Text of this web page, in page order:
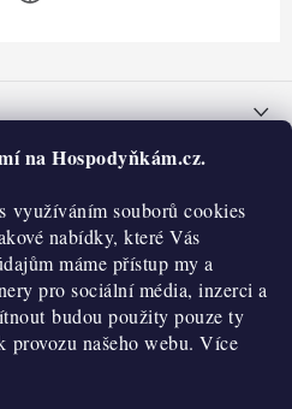
na Hospodyňkám.cz.
využíváním souborů cookies
nabídky, které Vás
máme přístup my a
pro sociální média, inzerci a
budou použity pouze ty
provozu našeho webu. Více